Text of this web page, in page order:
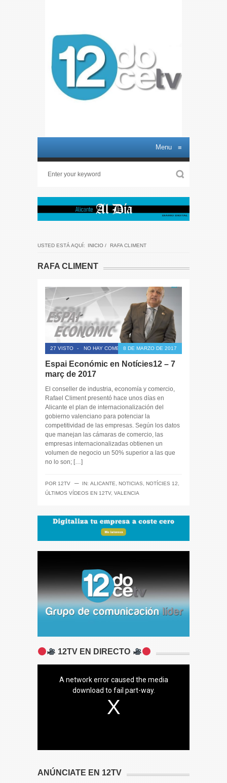
Menu ≡
USTED ESTÁ AQUÍ: INICIO / RAFA CLIMENT
RAFA CLIMENT
27 VISTO - NO HAY COMENTARIOS8 DE MARZO DE 2017
Espai Económic en Notícies12 – 7
març de 2017
El conseller de industria, economía y comercio,
Rafael Climent presentó hace unos días en
Alicante el plan de internacionalización del
gobierno valenciano para potenciar la
competitividad de las empresas. Según los datos
que manejan las cámaras de comercio, las
empresas internacionalizadas obtienen un
volumen de negocio un 50% superior a las que
no lo son; […]
POR 12TV ─ IN: ALICANTE, NOTICIAS, NOTÍCIES 12,
ÚLTIMOS VÍDEOS EN 12TV, VALENCIA
12TV EN DIRECTO
A network error caused the media
download to fail part-way.
ANÚNCIATE EN 12TV